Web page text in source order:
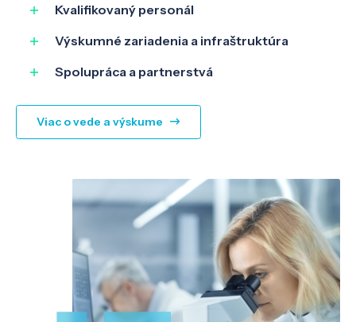
Kvalifikovaný personál
Výskumné zariadenia a infraštruktúra
Spolupráca a partnerstvá
Viac o vede a výskume